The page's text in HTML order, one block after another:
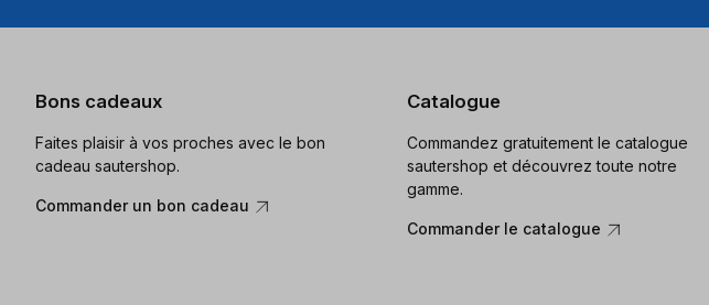
Bons cadeaux
Faites plaisir à vos proches avec le bon
cadeau sautershop.
Commander un bon cadeau
Catalogue
Commandez gratuitement le catalogue
sautershop et découvrez toute notre
gamme.
Commander le catalogue